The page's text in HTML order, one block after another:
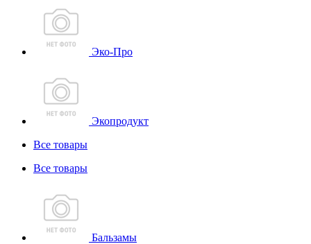
Эко-Про
Экопродукт
Все товары
Все товары
Бальзамы